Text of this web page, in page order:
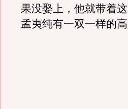
果没娶上，他就带着
孟夷纯有一双一样的